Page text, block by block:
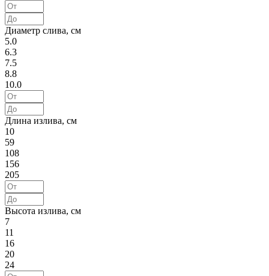
Диаметр слива, см
5.0
6.3
7.5
8.8
10.0
Длина излива, см
10
59
108
156
205
Высота излива, см
7
11
16
20
24